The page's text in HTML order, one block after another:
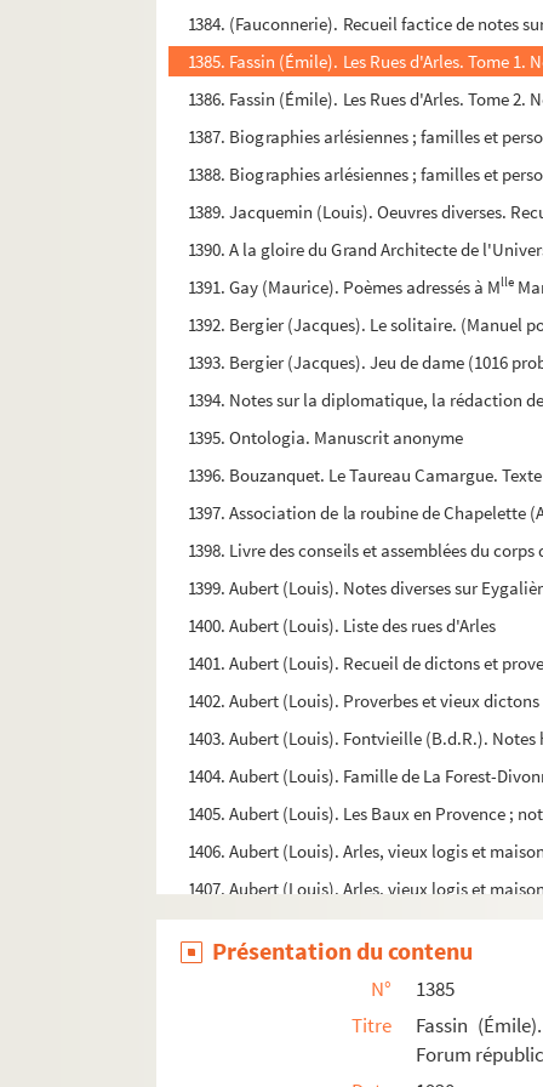
1384. (Fauconnerie). Recueil factice de notes
1385. Fassin (Émile). Les Rues d'Arles. Tome
1386. Fassin (Émile). Les Rues d'Arles. Tome
1387. Biographies arlésiennes ; familles et
1388. Biographies arlésiennes ; familles et
1389. Jacquemin (Louis). Oeuvres diverses.
1390. A la gloire du Grand Architecte de
1391. Gay (Maurice). Poèmes adressés à Mlle
1392. Bergier (Jacques). Le solitaire. (Manuel
1393. Bergier (Jacques). Jeu de dame (1016
1394. Notes sur la diplomatique, la rédaction
1395. Ontologia. Manuscrit anonyme
1396. Bouzanquet. Le Taureau Camargue.
1397. Association de la roubine de Chapelette
1398. Livre des conseils et assemblées du
1399. Aubert (Louis). Notes diverses sur
1400. Aubert (Louis). Liste des rues d'Arles
1401. Aubert (Louis). Recueil de dictons et
1402. Aubert (Louis). Proverbes et vieux
1403. Aubert (Louis). Fontvieille (B.d.R.).
1404. Aubert (Louis). Famille de La Forest-
1405. Aubert (Louis). Les Baux en Provence ;
1406. Aubert (Louis). Arles, vieux logis et
1407. Aubert (Louis). Arles, vieux logis et
1408. Aubert (Louis). Autobiographie (Arles,
1409. Aubert (Louis). Portes et anciens
1410. Aubert (Louis). Notes sur les monuments
1411. Aubert (Louis). Anciennes églises,
Présentation du contenu
N°
1385
Titre
Fassin
Forum